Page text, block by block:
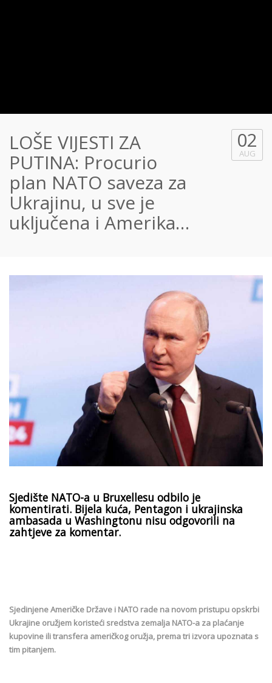
LOŠE VIJESTI ZA
PUTINA: Procurio
plan NATO saveza za
Ukrajinu, u sve je
uključena i Amerika…
02
AUG
Sjedište NATO-a u Bruxellesu odbilo je
komentirati. Bijela kuća, Pentagon i ukrajinska
ambasada u Washingtonu nisu odgovorili na
zahtjeve za komentar.
Sjedinjene Američke Države i NATO rade na novom pristupu opskrbi
Ukrajine oružjem koristeći sredstva zemalja NATO-a za plaćanje
kupovine ili transfera američkog oružja, prema tri izvora upoznata s
tim pitanjem.